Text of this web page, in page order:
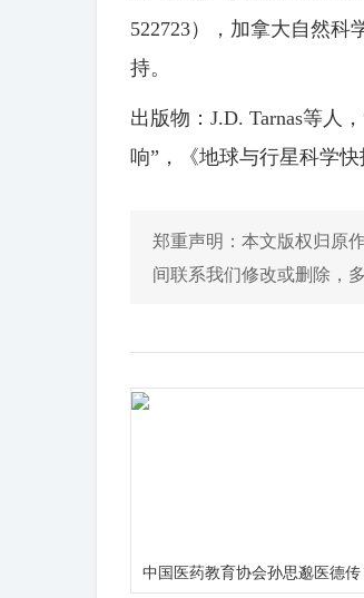
522723），加拿大自然科
持。
出版物：J.D. Tarnas等人
响”，《地球与行星科学快
郑重声明：本文版权归原
间联系我们修改或删除，多
中国医药教育协会孙思邈医德传